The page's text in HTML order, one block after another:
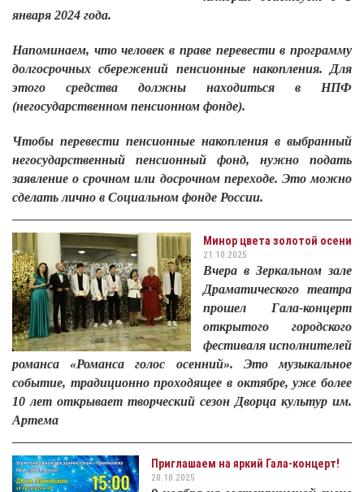
января 2024 года.
Напоминаем, что человек в праве перевести в программу
долгосрочных сбережений пенсионные накопления. Для
этого средства должны находиться в НПФ
(негосударственном пенсионном фонде).
Чтобы перевести пенсионные накопления в выбранный
негосударственный пенсионный фонд, нужно подать
заявление о срочном или досрочном переходе. Это можно
сделать лично в Социальном фонде России.
Минор цвета золотой осени
21.10.2025
Вчера в Зеркальном зале
Драматического театра
прошел Гала-концерт
открытого городского
фестиваля исполнителей
романса «Романса голос осенний». Это музыкальное
событие, традиционно проходящее в октябре, уже более
10 лет открывает творческий сезон Дворца культур им.
Артема
Приглашаем на яркий Гала-концерт!
20.10.2025